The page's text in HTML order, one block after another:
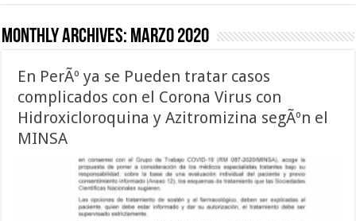
Monthly Archives: marzo 2020
En PerÃº ya se Pueden tratar casos
complicados con el Corona Virus con
Hidroxicloroquina y Azitromizina segÃºn el
MINSA